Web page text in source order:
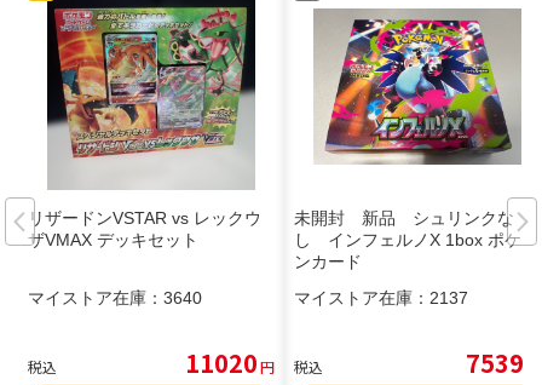
リザードンVSTAR vs レックウ
ザVMAX デッキセット
マイストア在庫： 3640
税込 11020円
未開封 新品 シュリンクな
し インフェルノX 1box ポケモ
ンカード
マイストア在庫： 2137
税込 7539